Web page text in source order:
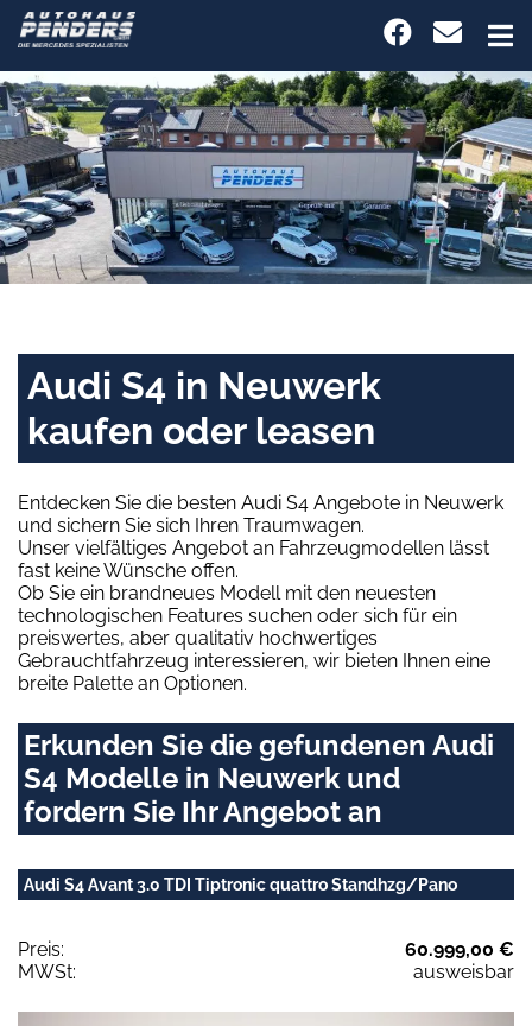
Audi S4 in Neuwerk
kaufen oder leasen
Entdecken Sie die besten Audi S4 Angebote in Neuwerk
und sichern Sie sich Ihren Traumwagen.
Unser vielfältiges Angebot an Fahrzeugmodellen lässt
fast keine Wünsche offen.
Ob Sie ein brandneues Modell mit den neuesten
technologischen Features suchen oder sich für ein
preiswertes, aber qualitativ hochwertiges
Gebrauchtfahrzeug interessieren, wir bieten Ihnen eine
breite Palette an Optionen.
Erkunden Sie die gefundenen Audi
S4 Modelle in Neuwerk und
fordern Sie Ihr Angebot an
Audi S4 Avant 3.0 TDI Tiptronic quattro Standhzg/Pano
Preis:
60.999,00 €
MWSt:
ausweisbar